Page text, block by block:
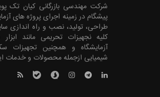
شرکت مهندسی بازرگانی کیان تک
پیشگام در زمینه اجرای پروژه های
طراحی، تولید، نصب و راه اندازی
کلیه نجهیزات تحریمی مانند
آزمایشگاه و همچنین تجهیزات
شیمیایی ازجمله محصولات و خدمات